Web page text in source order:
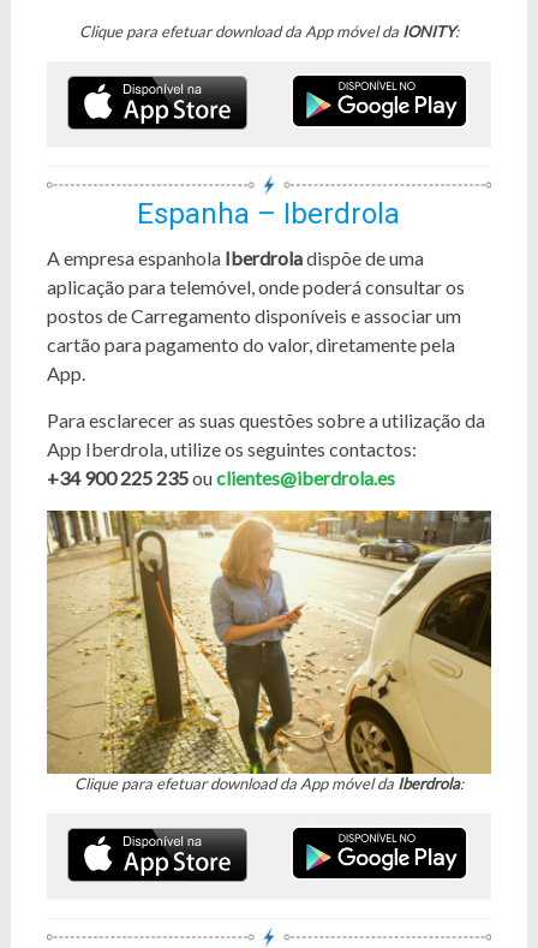
Clique para efetuar download da App móvel daIONITY:
Espanha – Iberdrola
A empresa espanhola Iberdroladispõe de uma
aplicação para telemóvel, onde poderá consultar os
postos de Carregamento disponíveis e associar um
cartão para pagamento do valor, diretamente pela
App.
Para esclarecer as suas questões sobre a utilização da
App Iberdrola, utilize os seguintes contactos:
+34 900 225 235ouclientes@iberdrola.es
Clique para efetuar download da App móvel daIberdrola: